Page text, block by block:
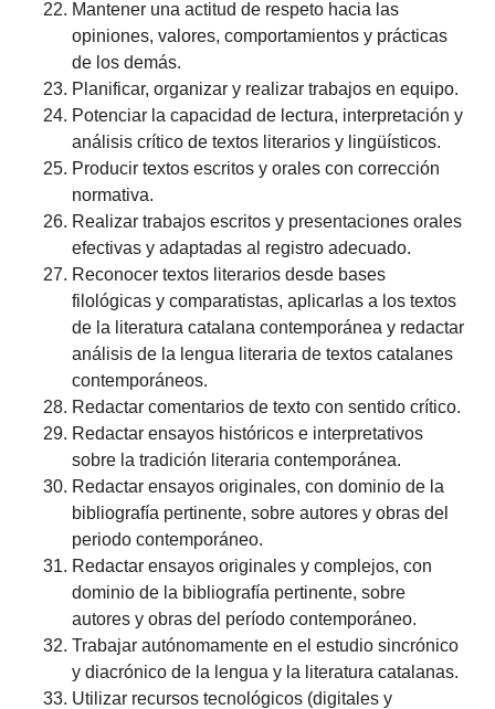
Mantener una actitud de respeto hacia las
opiniones, valores, comportamientos y prácticas
de los demás.
Planificar, organizar y realizar trabajos en equipo.
Potenciar la capacidad de lectura, interpretación y
análisis crítico de textos literarios y lingüísticos.
Producir textos escritos y orales con corrección
normativa.
Realizar trabajos escritos y presentaciones orales
efectivas y adaptadas al registro adecuado.
Reconocer textos literarios desde bases
filológicas y comparatistas, aplicarlas a los textos
de la literatura catalana contemporánea y redactar
análisis de la lengua literaria de textos catalanes
contemporáneos.
Redactar comentarios de texto con sentido crítico.
Redactar ensayos históricos e interpretativos
sobre la tradición literaria contemporánea.
Redactar ensayos originales, con dominio de la
bibliografía pertinente, sobre autores y obras del
periodo contemporáneo.
Redactar ensayos originales y complejos, con
dominio de la bibliografía pertinente, sobre
autores y obras del período contemporáneo.
Trabajar autónomamente en el estudio sincrónico
y diacrónico de la lengua y la literatura catalanas.
Utilizar recursos tecnológicos (digitales y